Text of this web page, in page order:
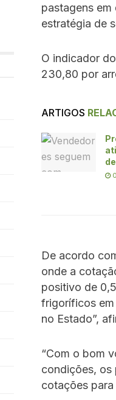
pastagens em
estratégia de
O indicador do
230,80 por
ARTIGOS
De acordo
onde a
positivo de
frigoríficos em
no Estado”,
“Com o bom
condições, os
cotações para